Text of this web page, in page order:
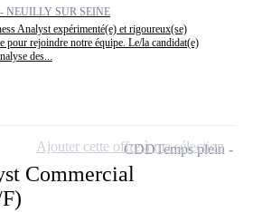
NEUILLY SUR SEINE
Analyst expérimenté(e) et rigoureux(se)
pour rejoindre notre équipe. Le/la candidat(e)
des...
Commercial
CDDTemps plein
Ajouter cette offre à ma sélection